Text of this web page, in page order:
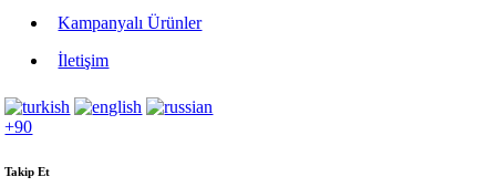
Kampanyalı Ürünler
İletişim
+90
Takip Et